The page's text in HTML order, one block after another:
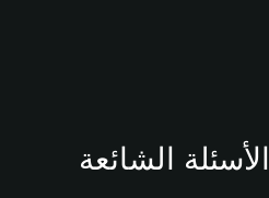
الأسئلة الشائعة